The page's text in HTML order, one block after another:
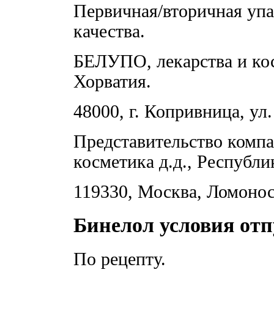
Первичная/вторичная
качества.
БЕЛУПО, лекарства и
Хорватия.
48000, г. Копривница,
Представительство
косметика д.д.,
119330, Москва,
Бинелол условия
По рецепту.